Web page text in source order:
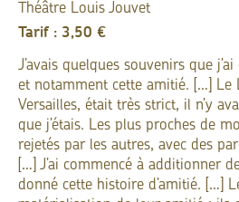
Théâtre Louis Jouvet
Tarif : 3,50 €
J’avais quelques souvenirs que
et notamment cette amitié. […] Le
Versailles, était très strict, il n’y
que j’étais. Les plus proches de
rejetés par les autres, avec des
[…] J’ai commencé à additionner
donné cette histoire d’amitié. […]